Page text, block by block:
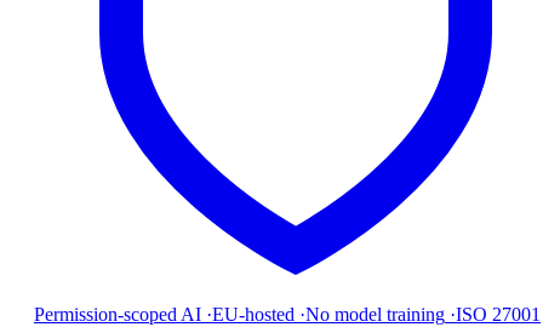
Permission-scoped AI ·EU-hosted ·No model training ·ISO 27001